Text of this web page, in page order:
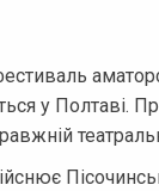
у Полтаві.